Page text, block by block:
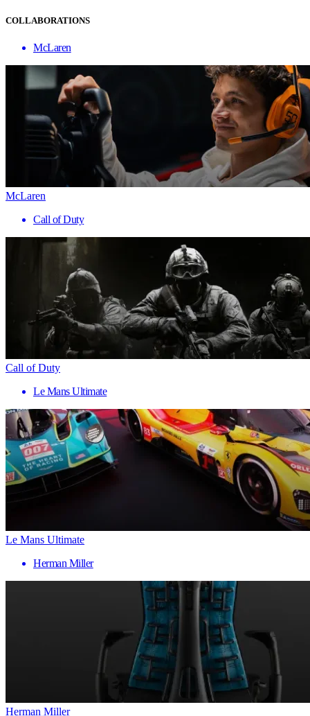
COLLABORATIONS
McLaren
McLaren
Call of Duty
Call of Duty
Le Mans Ultimate
Le Mans Ultimate
Herman Miller
Herman Miller